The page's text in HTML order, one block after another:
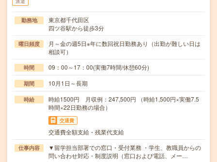
派遣
勤務地
東京都千代田区
四ツ谷駅から徒歩3分
曜日頻度
月～金の週5日※年に数回祝日勤務あり（出勤が難しい日は
相談可）
時間 09：00～17：00(実働7時間/休憩60分)
期間 10月1日～長期
時給
時給1500円 月収例：247,500円 （時給1,500円×実働7.5
時間×22日勤務の場合）
交通費
交通費全額支給・残業代支給
仕事内容
▼留学担当部署での窓口・受付業務 ・学生、教職員からの
問い合わせ対応・制度説明（窓口および電話、メー…